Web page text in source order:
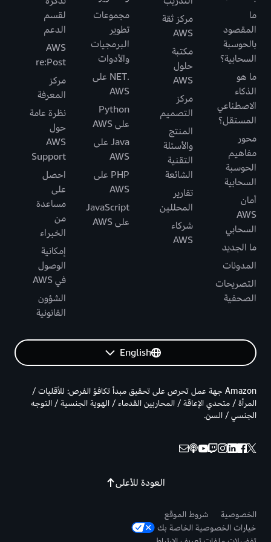
ما
المقصود
بالحوسبة
السحابية؟
ما هو
الذكاء
الاصطناعي
المستقل؟
محور
مفاهيم
الحوسبة
السحابية
أمان
AWS
السحابي
ما الجديد
المدونات
التصريحات
الصحفية
مركز ثقة
AWS
مكتبة
حلول
AWS
مركز
التصميم
المنتج
والأسئلة
التقنية
الشائعة
تقارير
المحللين
شركاء
AWS
مجموعات
تطوير
البرمجيات
والأدوات
.NET على
AWS
Python
على AWS
Java على
AWS
PHP على
AWS
JavaScript
على AWS
لقسم
الدعم
AWS
re:Post
مركز
المعرفة
نظرة عامة
حول
AWS
Support
احصل
على
مساعدة
من
الخبراء
إمكانية
الوصول
في AWS
الشؤون
القانونية
English
العودة للأعلى
Amazon جهة عمل تحرص على تحقيق مبدأ تكافؤ الفرص: للأقليات /
المرأة / متحدي الإعاقة / المحاربين القدماء / الهوية الجنسية / التوجه
الجنسي / السن.
الخصوصية
شروط الموقع
خيارات الخصوصية الخاصة بك